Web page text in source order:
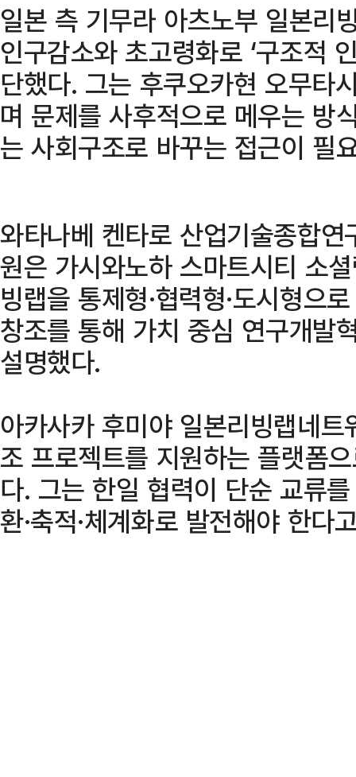
일본 측 기무라 아츠노부 일본리
인구감소와 초고령화로 ‘구조적
단했다. 그는 후쿠오카현 오무타
며 문제를 사후적으로 메우는 방
는 사회구조로 바꾸는 접근이 필
와타나베 켄타로 산업기술종합
원은 가시와노하 스마트시티 소
빙랩을 통제형·협력형·도시형으
창조를 통해 가치 중심 연구개발
설명했다.
아카사카 후미야 일본리빙랩네
조 프로젝트를 지원하는 플랫폼
다. 그는 한일 협력이 단순 교류
환·축적·체계화로 발전해야 한다